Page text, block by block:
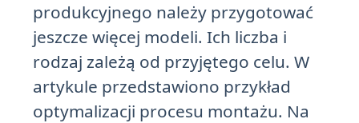
produkcyjnego należy przygotować
jeszcze więcej modeli. Ich liczba i
rodzaj zależą od przyjętego celu. W
artykule przedstawiono przykład
optymalizacji procesu montażu. Na